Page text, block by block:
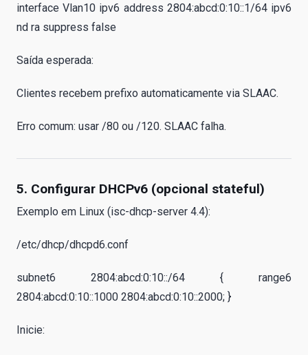
interface Vlan10 ipv6 address 2804:abcd:0:10::1/64 ipv6
nd ra suppress false
Saída esperada:
Clientes recebem prefixo automaticamente via SLAAC.
Erro comum: usar /80 ou /120. SLAAC falha.
5. Configurar DHCPv6 (opcional stateful)
Exemplo em Linux (isc-dhcp-server 4.4):
/etc/dhcp/dhcpd6.conf
subnet6 2804:abcd:0:10::/64 { range6
2804:abcd:0:10::1000 2804:abcd:0:10::2000; }
Inicie: